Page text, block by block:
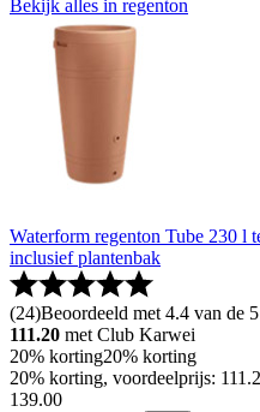
Bekijk alles in regenton
Waterform regenton Tube 230 l
inclusief plantenbak
(24)Beoordeeld met 4.4 van de
111.20 met Club Karwei
20% korting20% korting
20% korting, voordeelprijs:
139.00